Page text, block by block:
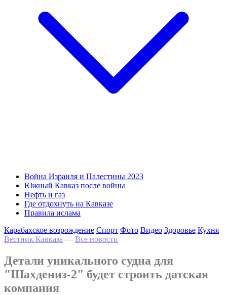
Война Израиля и Палестины 2023
Южный Кавказ после войны
Нефть и газ
Где отдохнуть на Кавказе
Правила ислама
Карабахское возрождение Спорт Фото Видео Здоровье Кухня
Вестник Кавказа — Все новости
Детали уникального судна для
"Шахдениз-2" будет строить датская
компания